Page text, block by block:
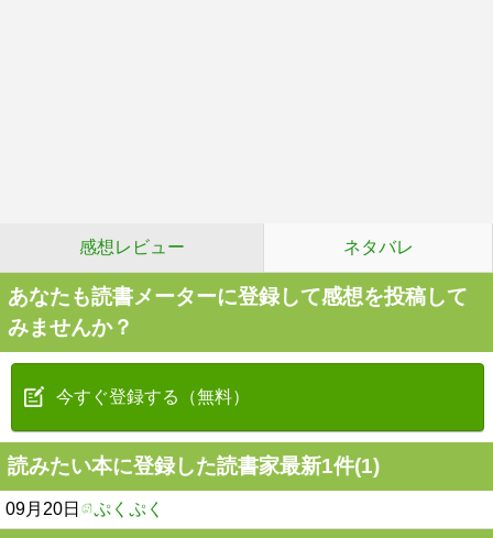
感想レビュー ネタバレ
あなたも読書メーターに登録して感想を投稿して
みませんか？
今すぐ登録する（無料）
読みたい本に登録した読書家最新1件(1)
09月20日 ぷくぷく